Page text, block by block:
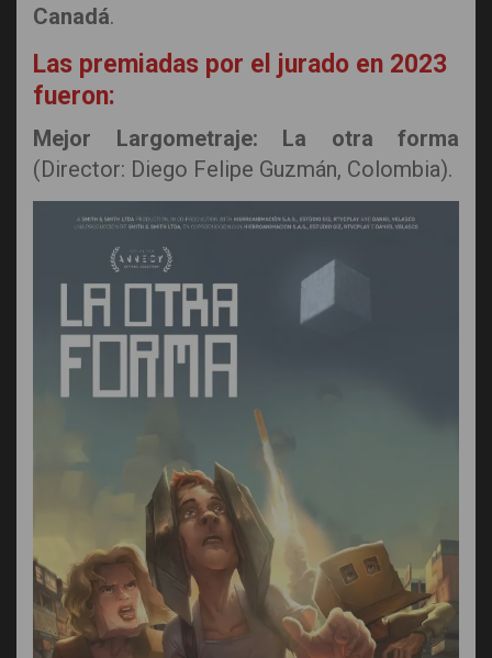
Canadá.
Las premiadas por el jurado en 2023
fueron:
Mejor Largometraje: La otra forma
(Director: Diego Felipe Guzmán, Colombia).